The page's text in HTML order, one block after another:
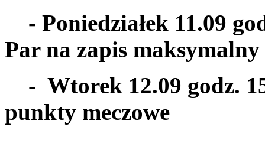
- Poniedziałek 11.09
Par na zapis maksymalny
- Wtorek 12.09 godz.
punkty meczowe